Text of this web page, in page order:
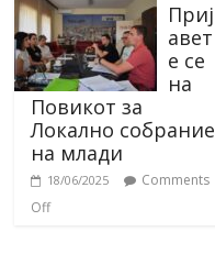
Приј
авет
е се
на
Повикот за
Локално собрание
на млади
18/06/2025
Comments
Off